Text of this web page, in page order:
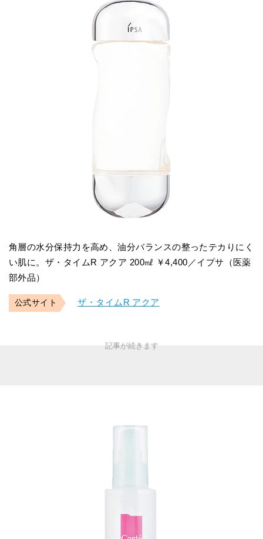
角層の水分保持力を高め、油分バランスの整ったテカりにく
い肌に。ザ・タイムR アクア 200㎖ ￥4,400／イプサ（医薬
部外品）
公式サイト ザ・タイムR アクア